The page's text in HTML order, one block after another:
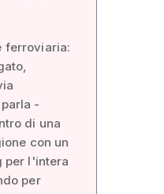
ferroviaria:
-
di una
con un
per l'intera
per